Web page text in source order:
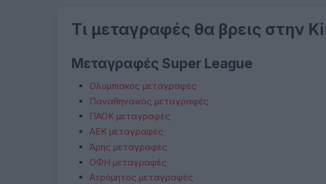
Τι μεταγραφές θα βρεις στην
Μεταγραφές Super League
Ολυμπιακός μεταγραφές
Παναθηναϊκός μεταγραφές
ΠΑΟΚ μεταγραφές
ΑΕΚ μεταγραφές
Άρης μεταγραφές
ΟΦΗ μεταγραφές
Ατρόμητος μεταγραφές